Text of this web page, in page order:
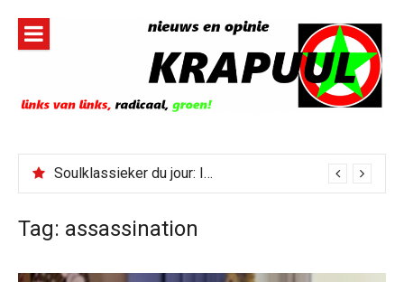
inhoud
Soulklassieker du jour: I Wish It Would Rain
Tag: assassination